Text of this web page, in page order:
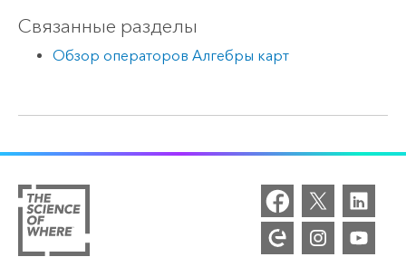
Связанные разделы
Обзор операторов Алгебры карт